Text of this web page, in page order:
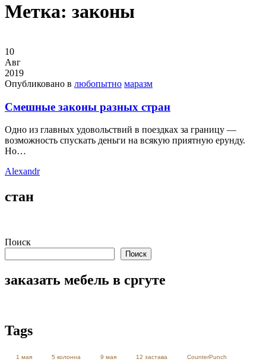
Метка: законы
10
Авг
2019
Опубликовано в любопытно маразм
Cмешные законы разных стран
Одно из главных удовольствий в поездках за границу —
возможность спускать деньги на всякую приятную ерунду.
Но…
Alexandr
стан
Поиск
Поиск
заказать мебель в сргуте
Tags
1 мая 5 колонна 9 мая 12 застава CounterPunch